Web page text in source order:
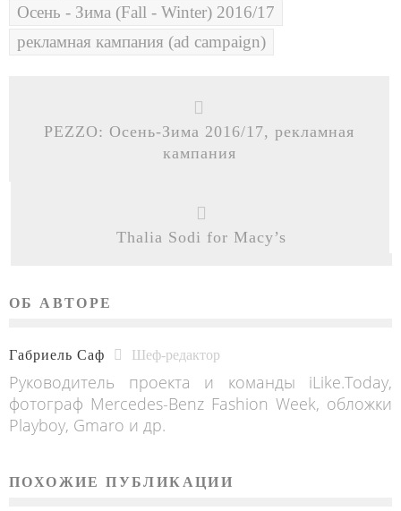
Осень - Зима (Fall - Winter) 2016/17
рекламная кампания (ad campaign)
PEZZO: Осень-Зима 2016/17, рекламная
кампания
Thalia Sodi for Macy’s
ОБ АВТОРЕ
Габриель Саф Шеф-редактор
Руководитель проекта и команды iLike.Today,
фотограф Mercedes-Benz Fashion Week, обложки
Playboy, Gmaro и др.
ПОХОЖИЕ ПУБЛИКАЦИИ